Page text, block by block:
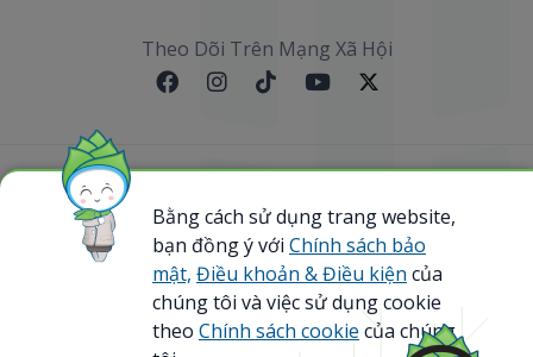
Theo Dõi Trên Mạng Xã Hội
Sơ đồ website
@ 2023 Bamboo Airways Copyright. All Rights
Reserved.
Business Registration Code: 0107867370
Bằng cách sử dụng trang website,
bạn đồng ý với Chính sách bảo
mật, Điều khoản & Điều kiện của
chúng tôi và việc sử dụng cookie
theo Chính sách cookie của chúng